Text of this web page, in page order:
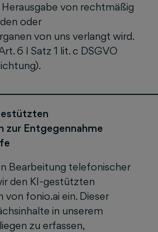
von rechtmäßig
oder
von uns verlangt wird.
6 I Satz 1 lit. c DSGVO
zur Entgegennahme
Bearbeitung telefonischer
den KI-gestützten
von fonio.ai ein. Dieser
in unserem
zu erfassen,